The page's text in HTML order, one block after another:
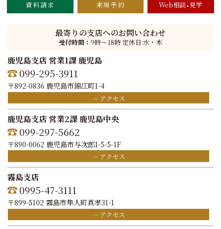
資料請求 来場予約 Web相談 見学
最寄りの支店へのお問い合わせ
受付時間： 9時〜18時 定休日:水・木
鹿児島支店 営業1課 鹿児島
099-295-3911
〒892-0836 鹿児島市錦江町1-4
アクセス
鹿児島支店 営業2課 鹿児島中央
099-297-5662
〒890-0062 鹿児島市与次郎1-5-5-1F
アクセス
霧島支店
0995-47-3111
〒899-5102 霧島市隼人町真孝31-1
アクセス